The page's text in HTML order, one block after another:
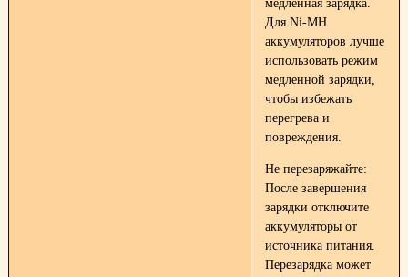
медленная зарядка.
Для Ni-MH
аккумуляторов лучше
использовать режим
медленной зарядки,
чтобы избежать
перегрева и
повреждения.
Не перезаряжайте:
После завершения
зарядки отключите
аккумуляторы от
источника питания.
Перезарядка может